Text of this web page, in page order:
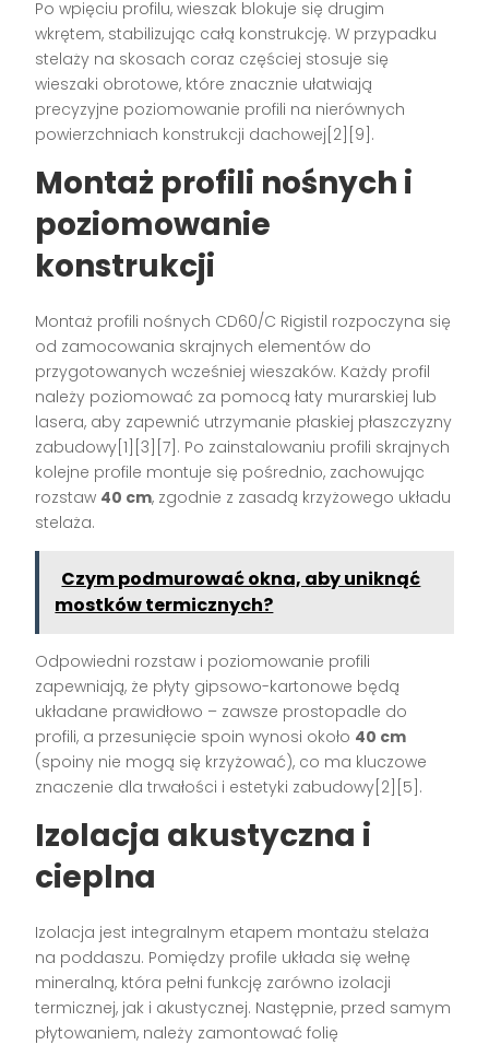
Po wpięciu profilu, wieszak blokuje się drugim
wkrętem, stabilizując całą konstrukcję. W przypadku
stelaży na skosach coraz częściej stosuje się
wieszaki obrotowe, które znacznie ułatwiają
precyzyjne poziomowanie profili na nierównych
powierzchniach konstrukcji dachowej[2][9].
Montaż profili nośnych i
poziomowanie
konstrukcji
Montaż profili nośnych CD60/C Rigistil rozpoczyna się
od zamocowania skrajnych elementów do
przygotowanych wcześniej wieszaków. Każdy profil
należy poziomować za pomocą łaty murarskiej lub
lasera, aby zapewnić utrzymanie płaskiej płaszczyzny
zabudowy[1][3][7]. Po zainstalowaniu profili skrajnych
kolejne profile montuje się pośrednio, zachowując
rozstaw 40 cm, zgodnie z zasadą krzyżowego układu
stelaża.
Czym podmurować okna, aby uniknąć
mostków termicznych?
Odpowiedni rozstaw i poziomowanie profili
zapewniają, że płyty gipsowo-kartonowe będą
układane prawidłowo – zawsze prostopadle do
profili, a przesunięcie spoin wynosi około 40 cm
(spoiny nie mogą się krzyżować), co ma kluczowe
znaczenie dla trwałości i estetyki zabudowy[2][5].
Izolacja akustyczna i
cieplna
Izolacja jest integralnym etapem montażu stelaża
na poddaszu. Pomiędzy profile układa się wełnę
mineralną, która pełni funkcję zarówno izolacji
termicznej, jak i akustycznej. Następnie, przed samym
płytowaniem, należy zamontować folię